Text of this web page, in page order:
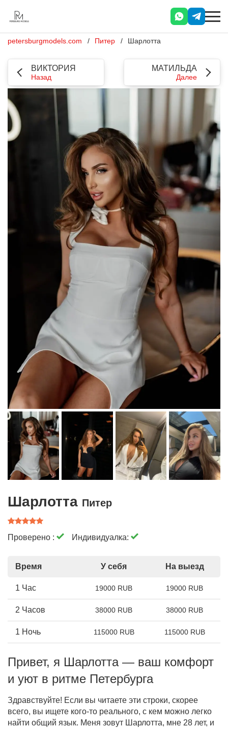
petersburgmodels.com Питер Шарлотта
ВИКТОРИЯ
Назад
МАТИЛЬДА
Далее
Шарлотта Питер
Проверено : Индивидуалка:
Время У себя На выезд
1 Час 19000 RUB 19000 RUB
2 Часов 38000 RUB 38000 RUB
1 Ночь 115000 RUB 115000 RUB
Привет, я Шарлотта — ваш комфорт
и уют в ритме Петербурга
Здравствуйте! Если вы читаете эти строки, скорее
всего, вы ищете кого-то реального, с кем можно легко
найти общий язык. Меня зовут Шарлотта, мне 28 лет, и